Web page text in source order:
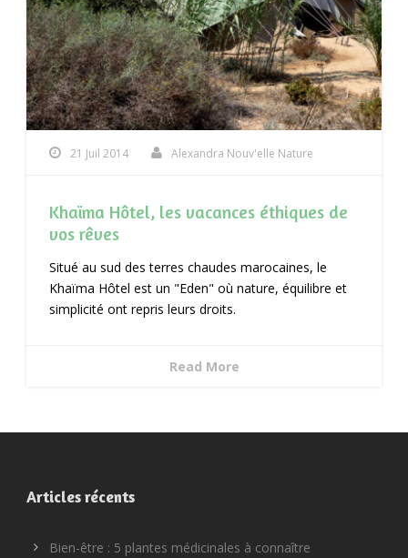
21 Juil 2014 Alexandra Nouv'elle Nature
Khaïma Hôtel, les vacances éthiques de
vos rêves
Situé au sud des terres chaudes marocaines, le
Khaïma Hôtel est un "Eden" où nature, équilibre et
simplicité ont repris leurs droits.
Read More
Articles récents
Bien-être : 5 plantes médicinales à connaître